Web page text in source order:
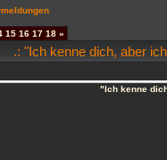
15 16 17 18 »
.: "Ich kenne dich, aber